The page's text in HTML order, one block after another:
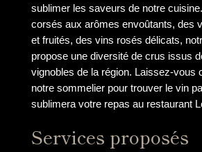
sublimer les saveurs de notre
corsés aux arômes envoûtants, des
et fruités, des vins rosés délicats,
propose une diversité de crus issus
vignobles de la région. Laissez-vous
notre sommelier pour trouver le vin
sublimera votre repas au restaurant
Services proposés